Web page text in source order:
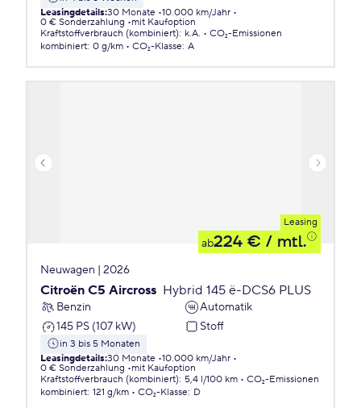
Leasingdetails:30 Monate 10.000 km/Jahr
0 € Sonderzahlung
mit Kaufoption
Kraftstoffverbrauch (kombiniert): k.A.
CO₂-Emissionen
kombiniert: 0 g/km CO₂-Klasse: A
Leasing
ab224 € / mtl.
Neuwagen | 2026
Citroën C5 Aircross Hybrid 145 ë-DCS6 PLUS
Benzin
Automatik
145 PS (107 kW)
Stoff
in 3 bis 5 Monaten
Leasingdetails:30 Monate 10.000 km/Jahr
0 € Sonderzahlung
mit Kaufoption
Kraftstoffverbrauch (kombiniert): 5,4 l/100 km
CO₂-Emissionen
kombiniert: 121 g/km CO₂-Klasse: D